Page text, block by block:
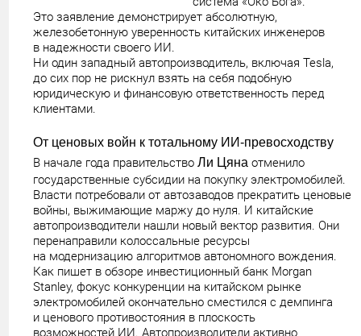
Это заявление демонстрирует абсолютную,
железобетонную уверенность китайских инженеров
в надежности своего ИИ.
Ни один западный автопроизводитель, включая Tesla,
до сих пор не рискнул взять на себя подобную
юридическую и финансовую ответственность перед
клиентами.
От ценовых войн к тотальному ИИ-превосходству
В начале года правительствоЛи Цяна отменило
государственные субсидии на покупку электромобилей.
Власти потребовали от автозаводов прекратить ценовые
войны, выжимающие маржу до нуля. И китайские
автопроизводители нашли новый вектор развития. Они
перенаправили колоссальные ресурсы
на модернизацию алгоритмов автономного вождения.
Как пишет в обзоре инвестиционный банк Morgan
Stanley, фокус конкуренции на китайском рынке
электромобилей окончательно сместился с демпинга
и ценового противостояния в плоскость
возможностей ИИ. Автопроизводители активно